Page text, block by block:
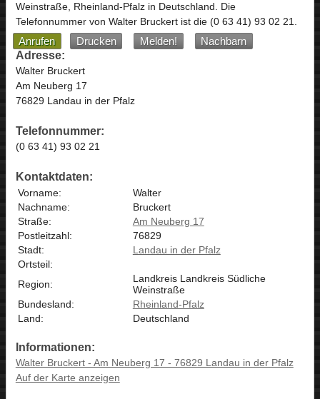
Weinstraße, Rheinland-Pfalzin Deutschland. Die
Telefonnummer von Walter Bruckert ist die (0 63 41) 93 02 21.
Anrufen Drucken Melden!
Nachbarn
Adresse:
Walter Bruckert
Am Neuberg 17
76829 Landau in der Pfalz
Telefonnummer:
(0 63 41) 93 02 21
Kontaktdaten:
Vorname:
Walter
Nachname:
Bruckert
Straße:
Am Neuberg 17
Postleitzahl:
76829
Stadt:
Landau in der Pfalz
Ortsteil:
Region:
Landkreis Landkreis Südliche
Weinstraße
Bundesland:
Rheinland-Pfalz
Land:
Deutschland
Informationen:
Walter Bruckert - Am Neuberg 17 - 76829 Landau in der Pfalz
Auf der Karte anzeigen